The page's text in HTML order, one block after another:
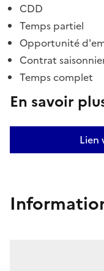
CDD
Temps partiel
Opportunité
Contrat
Temps complet
En savoir
Lien